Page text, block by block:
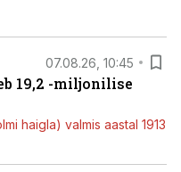
07.08.26, 10:45
19,2 -miljonilise
haigla) valmis aastal 1913